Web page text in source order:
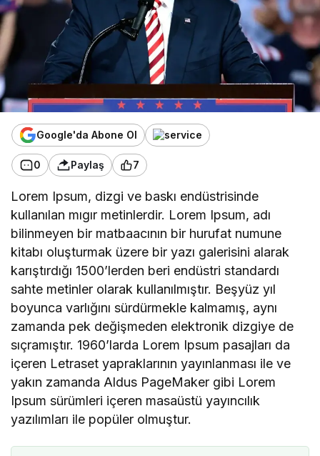
Google'da Abone Ol
0 Paylaş 7
Lorem Ipsum, dizgi ve baskı endüstrisinde
kullanılan mıgır metinlerdir. Lorem Ipsum, adı
bilinmeyen bir matbaacının bir hurufat numune
kitabı oluşturmak üzere bir yazı galerisini alarak
karıştırdığı 1500’lerden beri endüstri standardı
sahte metinler olarak kullanılmıştır. Beşyüz yıl
boyunca varlığını sürdürmekle kalmamış, aynı
zamanda pek değişmeden elektronik dizgiye de
sıçramıştır. 1960’larda Lorem Ipsum pasajları da
içeren Letraset yapraklarının yayınlanması ile ve
yakın zamanda Aldus PageMaker gibi Lorem
Ipsum sürümleri içeren masaüstü yayıncılık
yazılımları ile popüler olmuştur.